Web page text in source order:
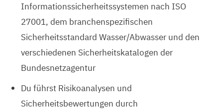
Informationssicherheitssystemen nach ISO
27001, dem branchenspezifischen
Sicherheitsstandard Wasser/Abwasser und den
verschiedenen Sicherheitskatalogen der
Bundesnetzagentur
Du führst Risikoanalysen und
Sicherheitsbewertungen durch